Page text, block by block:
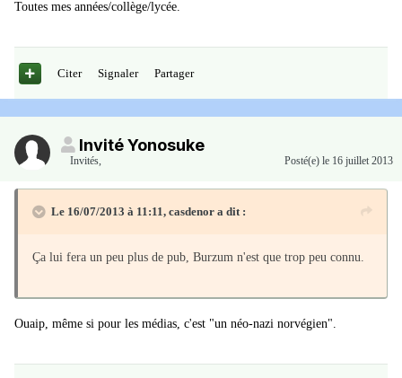
Toutes mes années/collège/lycée.
Citer Signaler Partager
Invité Yonosuke
Invités, Posté(e) le 16 juillet 2013
Le 16/07/2013 à 11:11, casdenor a dit :
Ça lui fera un peu plus de pub, Burzum n'est que trop peu connu.
Ouaip, même si pour les médias, c'est "un néo-nazi norvégien".